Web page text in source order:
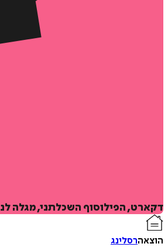
דקארט, הפילוסוף השכלתני, מגלה
הוצאהרסלינג